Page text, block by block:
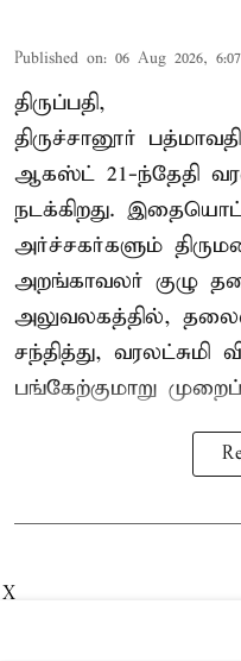
Published on: 06 Aug 2026,
திருப்பதி,
திருச்சானூர்
ஆகஸ்ட் 21-ந்தேதி
நடக்கிறது.
அர்ச்சகர்களும்
அறங்காவலர் குழு
அலுவலகத்தில்,
சந்தித்து, வரலட்சுமி
பங்கேற்குமாறு
X